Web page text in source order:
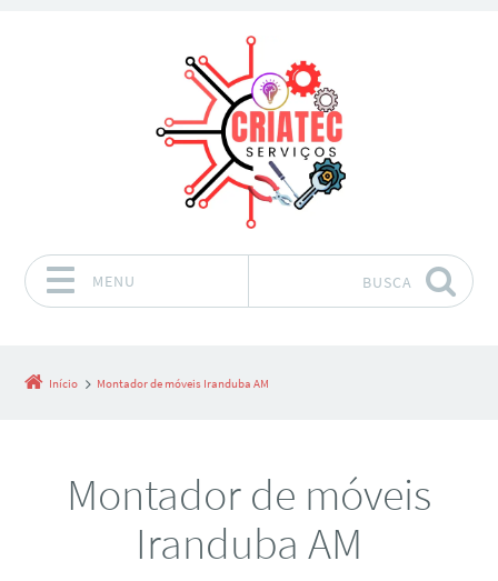
MENU BUSCA
Início Montador de móveis Iranduba AM
Montador de móveis
Iranduba AM